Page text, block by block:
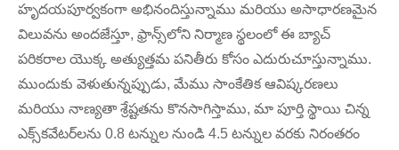
హృదయపూర్వకంగా అభినందిస్తున్నాము మరియు అసాధారణమైన
విలువను అందజేస్తూ, ఫ్రాన్స్‌లోని నిర్మాణ స్థలంలో ఈ బ్యాచ్
పరికరాల యొక్క అత్యుత్తమ పనితీరు కోసం ఎదురుచూస్తున్నాము.
ముందుకు వెళుతున్నప్పుడు, మేము సాంకేతిక ఆవిష్కరణలు
మరియు నాణ్యతా శ్రేష్టతను కొనసాగిస్తాము, మా పూర్తి స్థాయి చిన్న
ఎక్స్‌కవేటర్‌లను 0.8 టన్నుల నుండి 4.5 టన్నుల వరకు నిరంతరం